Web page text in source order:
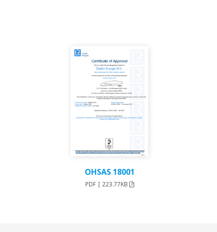
OHSAS 18001